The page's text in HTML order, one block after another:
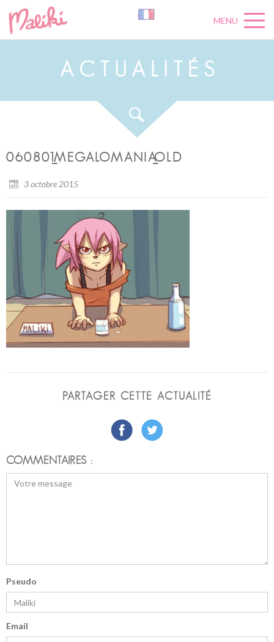
MENU
A C U A L É S
060801_MEGALOMANIA_OLD
3 octobre 2015
PARTAGER CETTE ACTUALITÉ
COMMENTAIRES :
Pseudo
Email